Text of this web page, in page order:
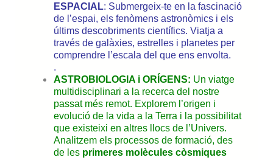
ESPACIAL: Submergeix-te en la fascinació
de l’espai, els fenòmens astronòmics i els
últims descobriments científics. Viatja a
través de galàxies, estrelles i planetes per
comprendre l’escala del que ens envolta.
.
ASTROBIOLOGIA i ORÍGENS: Un viatge
multidisciplinari a la recerca del nostre
passat més remot. Explorem l’origen i
evolució de la vida a la Terra i la possibilitat
que existeixi en altres llocs de l’Univers.
Analitzem els processos de formació, des
de les primeres molècules còsmiques